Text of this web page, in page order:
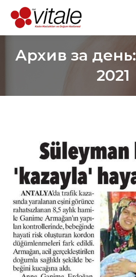
Архив за день:
2021